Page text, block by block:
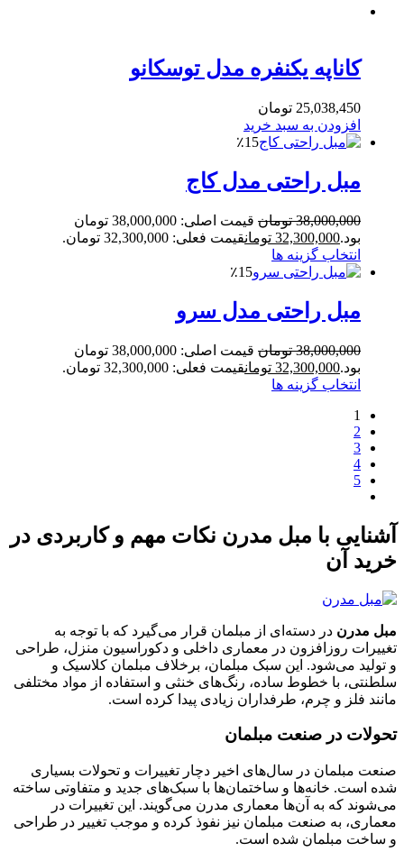
کاناپه یکنفره مدل توسکانو
25,038,450 تومان
افزودن به سبد خرید
٪15
مبل راحتی مدل کاج
38,000,000 تومان
قیمت اصلی: 38,000,000 تومان
بود.32,300,000 تومانقیمت فعلی: 32,300,000 تومان.
انتخاب گزینه ها
٪15
مبل راحتی مدل سرو
38,000,000 تومان
قیمت اصلی: 38,000,000 تومان
بود.32,300,000 تومانقیمت فعلی: 32,300,000 تومان.
انتخاب گزینه ها
1
2
3
4
5
آشنایی با مبل مدرن نکات مهم و کاربردی در
خرید آن
مبل مدرن در دسته‌ای از مبلمان قرار می‌گیرد که با توجه به
تغییرات روزافزون در معماری داخلی و دکوراسیون منزل، طراحی
و تولید می‌شود. این سبک مبلمان، برخلاف مبلمان کلاسیک و
سلطنتی، با خطوط ساده، رنگ‌های خنثی و استفاده از مواد مختلفی
مانند فلز و چرم، طرفداران زیادی پیدا کرده است.
تحولات در صنعت مبلمان
صنعت مبلمان در سال‌های اخیر دچار تغییرات و تحولات بسیاری
شده است. خانه‌ها و ساختمان‌ها با سبک‌های جدید و متفاوتی ساخته
می‌شوند که به آن‌ها معماری مدرن می‌گویند. این تغییرات در
معماری، به صنعت مبلمان نیز نفوذ کرده و موجب تغییر در طراحی
و ساخت مبلمان شده است.